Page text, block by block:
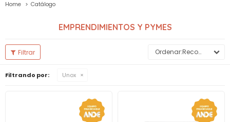
Home Catálogo
EMPRENDIMIENTOS Y PYMES
Recomendados
Filtrando por: Unox